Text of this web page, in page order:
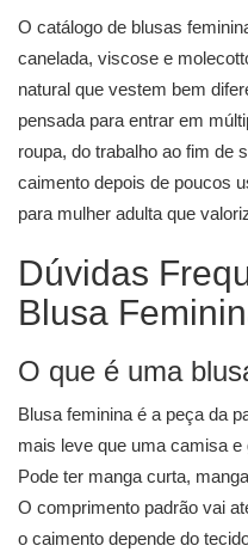
O catálogo de blusas
canelada, viscose e
natural que vestem bem
pensada para entrar em
roupa, do trabalho ao fim de
caimento depois de poucos
para mulher adulta que
Dúvidas
Blusa
O que é uma
Blusa feminina é a peça da
mais leve que uma camisa
Pode ter manga curta,
O comprimento padrão vai
o caimento depende do